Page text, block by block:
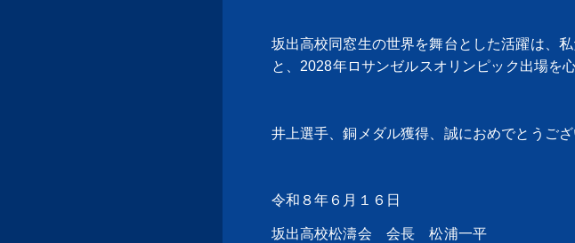
坂出高校同窓生の世界を舞台とした活躍は、
と、2028年ロサンゼルスオリンピック出場を
井上選手、銅メダル獲得、誠におめでとうござ
令和８年６月１６日
坂出高校松濤会 会長 松浦一平